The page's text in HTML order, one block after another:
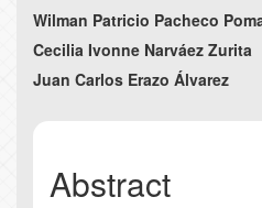
Main
Article
Content
Wilman Patricio Pacheco
Cecilia Ivonne Narváez Zurita
Juan Carlos Erazo Álvarez
Abstract